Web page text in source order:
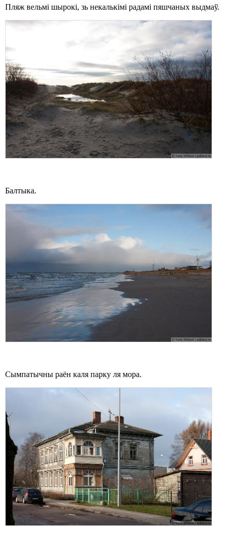
Пляж вельмі шырокі, зь некалькімі радамі пяшчаных выдмаў.
Балтыка.
Сымпатычны раён каля парку ля мора.